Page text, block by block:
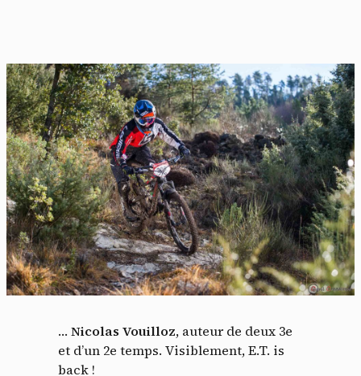
… Nicolas Vouilloz, auteur de deux 3e
et d’un 2e temps. Visiblement, E.T. is
back !